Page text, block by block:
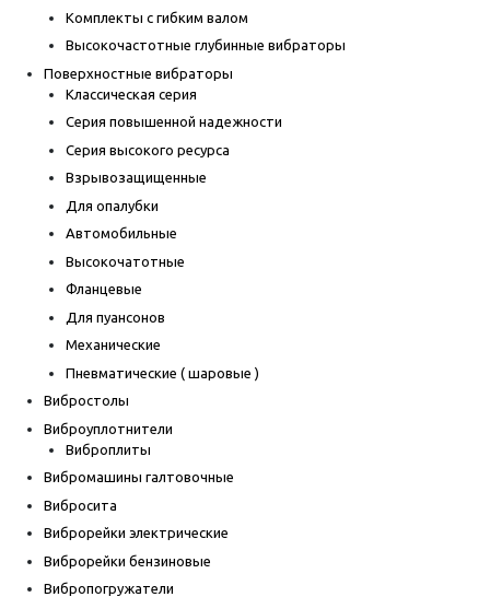
Комплекты с гибким валом
Высокочастотные глубинные вибраторы
Поверхностные вибраторы
Классическая серия
Серия повышенной надежности
Серия высокого ресурса
Взрывозащищенные
Для опалубки
Автомобильные
Высокочатотные
Фланцевые
Для пуансонов
Механические
Пневматические ( шаровые )
Вибростолы
Виброуплотнители
Виброплиты
Вибромашины галтовочные
Вибросита
Виброрейки электрические
Виброрейки бензиновые
Вибропогружатели